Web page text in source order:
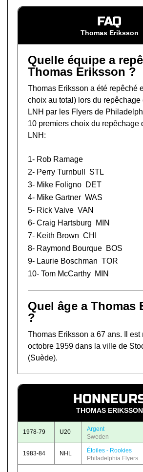
FAQ
Thomas Eriksson
Quelle équipe a
Thomas Eriksson ?
Thomas Eriksson a été repêché
choix au total) lors du repêchage
LNH par les Flyers de
10 premiers choix du repêchage
LNH:
1- Rob Ramage
2- Perry Turnbull
STL
3- Mike Foligno DET
4- Mike Gartner WAS
5- Rick Vaive VAN
6- Craig Hartsburg
MIN
7- Keith Brown CHI
8- Raymond Bourque BOS
9- Laurie Boschman TOR
10- Tom McCarthy MIN
Quel âge a Thomas
?
Thomas Eriksson a 67 ans. Il est
octobre 1959 dans la ville de
(Suède).
THOMAS ERIKSSON
1978-79 U20
Argent
Sweden
1983-84 NHL
Étoiles - Rookies
Philadelphia Flyers